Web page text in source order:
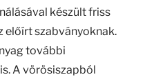
készült friss
előírt szabványoknak.
további
A vörösiszapból